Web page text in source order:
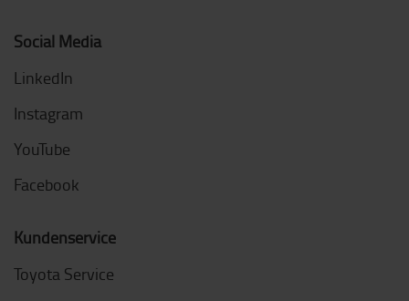
Social Media
LinkedIn
Instagram
YouTube
Facebook
Kundenservice
Toyota Service